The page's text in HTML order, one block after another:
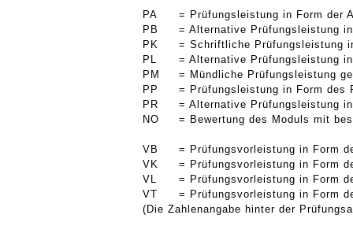
PA
= Prüfungsleistung in Form der
PB
= Alternative Prüfungsleistung
PK
= Schriftliche Prüfungsleistung
PL
= Alternative Prüfungsleistung
PM
= Mündliche Prüfungsleistung
PP
= Prüfungsleistung in Form des
PR
= Alternative Prüfungsleistung
NO
= Bewertung des Moduls mit
VB
= Prüfungsvorleistung in Form
VK
= Prüfungsvorleistung in Form
VL
= Prüfungsvorleistung in Form
VT
= Prüfungsvorleistung in Form
(Die Zahlenangabe hinter der